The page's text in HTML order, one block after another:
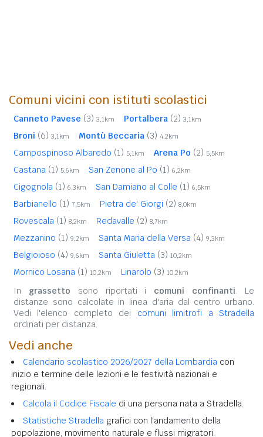
Comuni vicini con istituti scolastici
Canneto Pavese (3) 3,1km Portalbera (2) 3,1km
Broni (6) 3,1km Montù Beccaria (3) 4,2km
Campospinoso Albaredo (1) 5,1km Arena Po (2) 5,5km
Castana (1) 5,6km San Zenone al Po (1) 6,2km
Cigognola (1) 6,3km San Damiano al Colle (1) 6,5km
Barbianello (1) 7,5km Pietra de' Giorgi (2) 8,0km
Rovescala (1) 8,2km Redavalle (2) 8,7km
Mezzanino (1) 9,2km Santa Maria della Versa (4) 9,3km
Belgioioso (4) 9,6km Santa Giuletta (3) 10,2km
Mornico Losana (1) 10,2km Linarolo (3) 10,2km
In grassetto sono riportati i comuni confinanti. Le
distanze sono calcolate in linea d'aria dal centro urbano.
Vedi l'elenco completo dei comuni limitrofi a Stradella
ordinati per distanza.
Vedi anche
Calendario scolastico 2026/2027 della Lombardia con
inizio e termine delle lezioni e le festività nazionali e
regionali.
Calcola il Codice Fiscale di una persona nata a Stradella.
Statistiche Stradella grafici con l'andamento della
popolazione, movimento naturale e flussi migratori.